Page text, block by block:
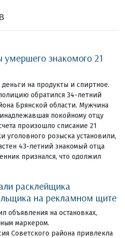
умершего знакомого 21
на продукты и спиртное.
обратился 34-летний
Брянской области. Мужчина
покойному отцу
произошло списание 21
уголовного розыска установили,
43-летний знакомый отца
признался, что одолжил
расклейщика
на рекламном щите
объявления на остановках,
маркером.
Советского района привлекла